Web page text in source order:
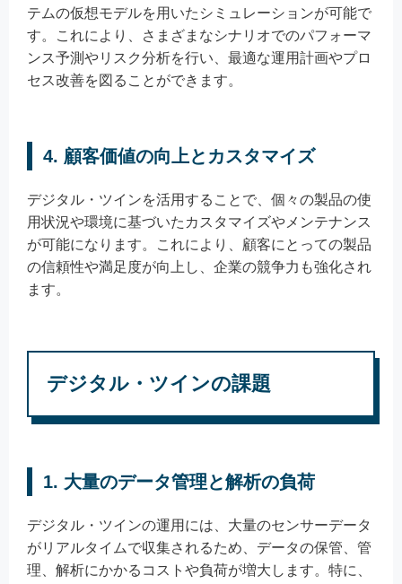
テムの仮想モデルを用いたシミュレーションが可能で
す。これにより、さまざまなシナリオでのパフォーマ
ンス予測やリスク分析を行い、最適な運用計画やプロ
セス改善を図ることができます。
4. 顧客価値の向上とカスタマイズ
デジタル・ツインを活用することで、個々の製品の使
用状況や環境に基づいたカスタマイズやメンテナンス
が可能になります。これにより、顧客にとっての製品
の信頼性や満足度が向上し、企業の競争力も強化され
ます。
デジタル・ツインの課題
1. 大量のデータ管理と解析の負荷
デジタル・ツインの運用には、大量のセンサーデータ
がリアルタイムで収集されるため、データの保管、管
理、解析にかかるコストや負荷が増大します。特に、